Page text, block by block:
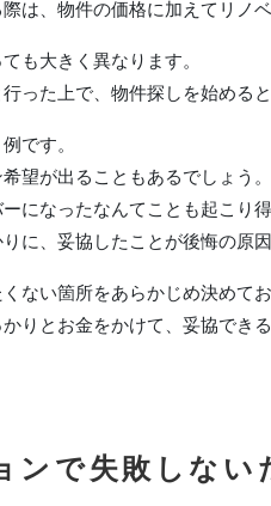
は、物件の価格に加えてリノ
も大きく異なります。
った上で、物件探しを始めると
です。
望が出ることもあるでしょう。
になったなんてことも起こり得
に、妥協したことが後悔の原
ない箇所をあらかじめ決めてお
りとお金をかけて、妥協でき
ンで失敗しな